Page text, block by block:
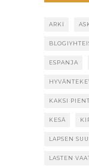
ARKI
ESPANJA
KAKSI
KESÄ
LAPSEN
LASTEN